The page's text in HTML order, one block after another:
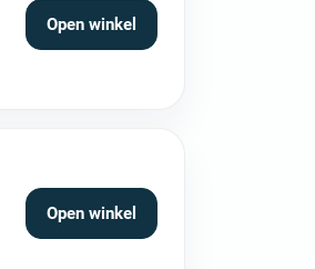
Open winkel
Open winkel